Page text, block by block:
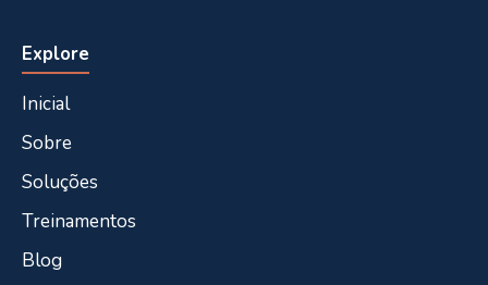
Explore
Inicial
Sobre
Soluções
Treinamentos
Blog